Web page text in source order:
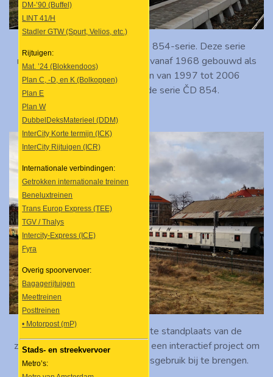
Motorwagen 854.223 uit de 854-serie. Deze serie
motorwagens is oorspronkelijk vanaf 1968 gebouwd als
series 852 en 843, maar zijn van 1997 tot 2006
gemoderniseerd naar de serie ČD 854.
Praha-Dejvice is ook de vaste standplaats van de
zogenoemde "Revolution Train", een interactief project om
jongeren de gevaren van drugsgebruik bij te brengen.
DM-’90 (Buffel)
LINT 41/H
Stadler GTW (Spurt, Velios, etc.)
Rijtuigen:
Mat. ’24 (Blokkendoos)
Plan C, -D, en K (Bolkoppen)
Plan E
Plan W
DubbelDeksMaterieel (DDM)
InterCity Korte termijn (ICK)
InterCity Rijtuigen (ICR)
Internationale verbindingen:
Getrokken internationale treinen
Beneluxtreinen
Trans Europ Express (TEE)
TGV / Thalys
Intercity-Express (ICE)
Fyra
Overig spoorvervoer:
Bagagerijtuigen
Meettreinen
Posttreinen
• Motorpost (mP)
Stads- en streekvervoer
Metro’s: